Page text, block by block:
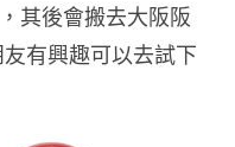
其後會搬去大阪阪
有興趣可以去試下